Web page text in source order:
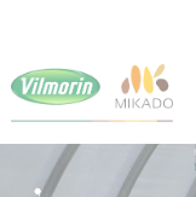
main
content